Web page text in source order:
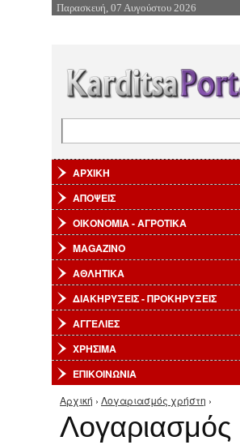
Επιστροφή στην Πλοήγηση
Παρασκευή, 07 Αυγούστου 2026
ΑΡΧΙΚΗ
ΑΠΟΨΕΙΣ
ΟΙΚΟΝΟΜΙΑ - ΑΓΡΟΤΙΚΑ
MAGAZINO
ΑΘΛΗΤΙΚΑ
ΔΙΑΚΗΡΥΞΕΙΣ - ΠΡΟΚΗΡΥΞΕΙΣ
ΑΓΓΕΛΙΕΣ
ΧΡΗΣΙΜΑ
ΕΠΙΚΟΙΝΩΝΙΑ
Είστε εδώ
Αρχική › Λογαριασμός χρήστη ›
Λογαριασμός